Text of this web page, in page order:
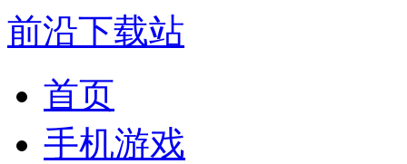
前沿下载站
首页
手机游戏